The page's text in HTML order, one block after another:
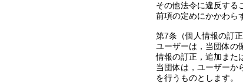
その他法令に違反する
前項の定めにかかわら
第7条（個人情報の訂正
ユーザーは，当団体の
情報の訂正，追加また
当団体は，ユーザーか
を行うものとします。